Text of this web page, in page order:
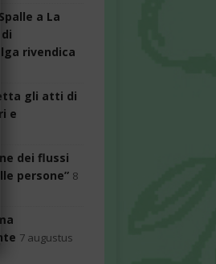
a La
rivendica
gli atti di
e
dei flussi
persone” 8
7 augustus